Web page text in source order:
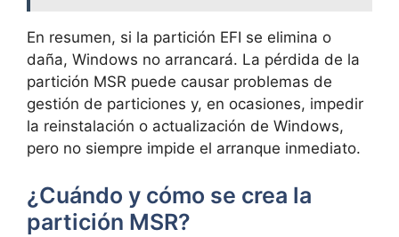
En resumen, si la partición EFI se elimina o
daña, Windows no arrancará. La pérdida de la
partición MSR puede causar problemas de
gestión de particiones y, en ocasiones, impedir
la reinstalación o actualización de Windows,
pero no siempre impide el arranque inmediato.
¿Cuándo y cómo se crea la
partición MSR?